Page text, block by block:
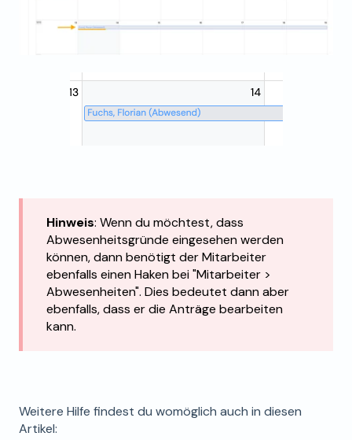
Hinweis: Wenn du möchtest, dass
Abwesenheitsgründe eingesehen werden
können, dann benötigt der Mitarbeiter
ebenfalls einen Haken bei "Mitarbeiter >
Abwesenheiten". Dies bedeutet dann aber
ebenfalls, dass er die Anträge bearbeiten
kann.
Weitere Hilfe findest du womöglich auch in diesen
Artikel: